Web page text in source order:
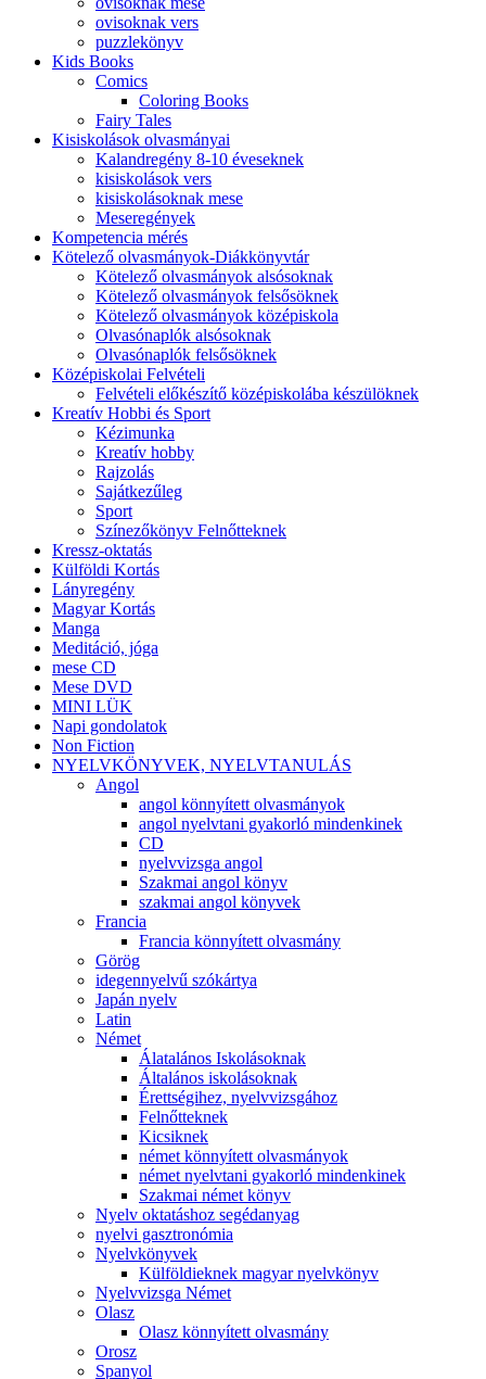
ovisoknak vers
puzzlekönyv
Kids Books
Comics
Coloring Books
Fairy Tales
Kisiskolások olvasmányai
Kalandregény 8-10 éveseknek
kisiskolások vers
kisiskolásoknak mese
Meseregények
Kompetencia mérés
Kötelező olvasmányok-Diákkönyvtár
Kötelező olvasmányok alsósoknak
Kötelező olvasmányok felsősöknek
Kötelező olvasmányok középiskola
Olvasónaplók alsósoknak
Olvasónaplók felsősöknek
Középiskolai Felvételi
Felvételi előkészítő középiskolába készülöknek
Kreatív Hobbi és Sport
Kézimunka
Kreatív hobby
Rajzolás
Sajátkezűleg
Sport
Színezőkönyv Felnőtteknek
Kressz-oktatás
Külföldi Kortás
Lányregény
Magyar Kortás
Manga
Meditáció, jóga
mese CD
Mese DVD
MINI LÜK
Napi gondolatok
Non Fiction
NYELVKÖNYVEK, NYELVTANULÁS
Angol
angol könnyített olvasmányok
angol nyelvtani gyakorló mindenkinek
CD
nyelvvizsga angol
Szakmai angol könyv
szakmai angol könyvek
Francia
Francia könnyített olvasmány
Görög
idegennyelvű szókártya
Japán nyelv
Latin
Német
Álatalános Iskolásoknak
Általános iskolásoknak
Érettségihez, nyelvvizsgához
Felnőtteknek
Kicsiknek
német könnyített olvasmányok
német nyelvtani gyakorló mindenkinek
Szakmai német könyv
Nyelv oktatáshoz segédanyag
nyelvi gasztronómia
Nyelvkönyvek
Külföldieknek magyar nyelvkönyv
Nyelvvizsga Német
Olasz
Olasz könnyített olvasmány
Orosz
Spanyol